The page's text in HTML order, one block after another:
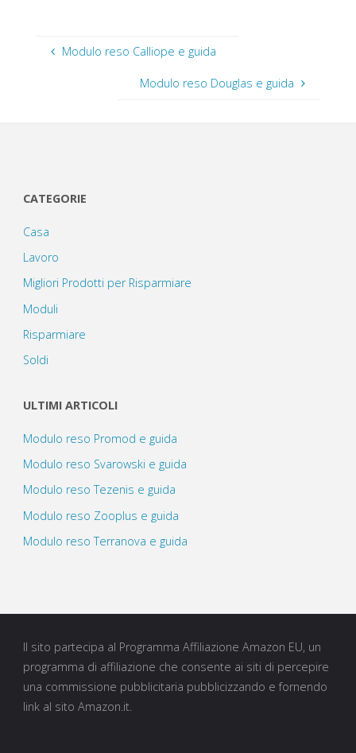
Modulo reso Calliope e guida
Modulo reso Douglas e guida
CATEGORIE
Casa
Lavoro
Migliori Prodotti per Risparmiare
Moduli
Risparmiare
Soldi
ULTIMI ARTICOLI
Modulo reso Promod e guida
Modulo reso Svarowski e guida
Modulo reso Tezenis e guida
Modulo reso Zooplus e guida
Modulo reso Terranova e guida
Il sito partecipa al Programma Affiliazione Amazon EU, un
programma di affiliazione che consente ai siti di percepire
una commissione pubblicitaria pubblicizzando e fornendo
link al sito Amazon.it.